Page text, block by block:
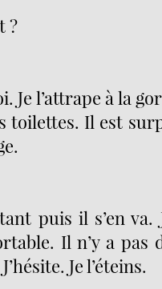
?
Je l’attrape à la
toilettes. Il est
puis il s’en va.
Il n’y a pas
Je l’éteins.